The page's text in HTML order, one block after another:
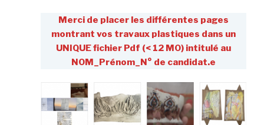
Merci de placer les différentes pages
montrant vos travaux plastiques dans un
UNIQUE fichier Pdf (< 12 M0) intitulé au
NOM_Prénom_N° de candidat.e